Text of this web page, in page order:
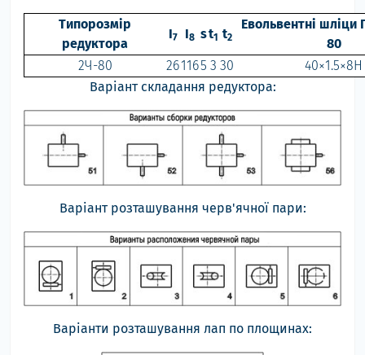
Типорозмір
редуктора
I7 I8 st1 t2
Евольвентні шліци
80
2Ч-80
261165 3 30
40×1.5×8Н
Варіант складання редуктора:
Варіант розташування черв'ячної пари:
Варіанти розташування лап по площинах: